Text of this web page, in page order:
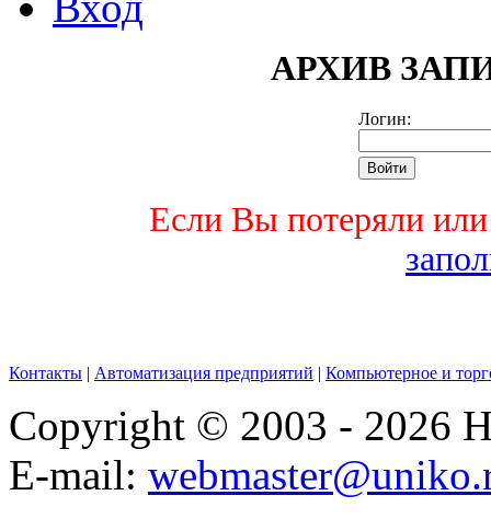
АРХИВ
Логин:
Если Вы потеряли
Контакты | Автоматизация предприятий | Компьютерное и
Copyright © 2003 - 2026
E-mail: